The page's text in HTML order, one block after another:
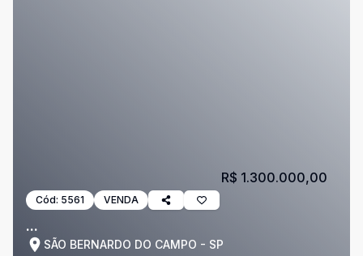
Cód: 5561 VENDA
...
SÃO BERNARDO DO CAMPO - SP
R$ 1.300.000,00